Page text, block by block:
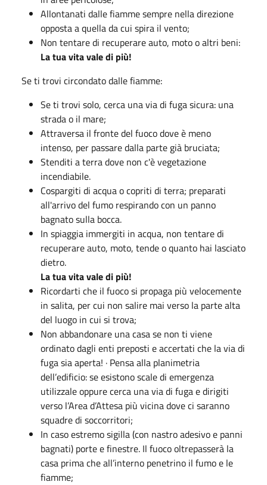
Allontanati dalle fiamme sempre nella direzione
opposta a quella da cui spira il vento;
Non tentare di recuperare auto, moto o altri beni:
La tua vita vale di più!
Se ti trovi circondato dalle fiamme:
Se ti trovi solo, cerca una via di fuga sicura: una
strada o il mare;
Attraversa il fronte del fuoco dove è meno
intenso, per passare dalla parte già bruciata;
Stenditi a terra dove non c'è vegetazione
incendiabile.
Cospargiti di acqua o copriti di terra; preparati
all'arrivo del fumo respirando con un panno
bagnato sulla bocca.
In spiaggia immergiti in acqua, non tentare di
recuperare auto, moto, tende o quanto hai lasciato
dietro.
La tua vita vale di più!
Ricordarti che il fuoco si propaga più velocemente
in salita, per cui non salire mai verso la parte alta
del luogo in cui si trova;
Non abbandonare una casa se non ti viene
ordinato dagli enti preposti e accertati che la via di
fuga sia aperta! · Pensa alla planimetria
dell’edificio: se esistono scale di emergenza
utilizzale oppure cerca una via di fuga e dirigiti
verso l’Area d’Attesa più vicina dove ci saranno
squadre di soccorritori;
In caso estremo sigilla (con nastro adesivo e panni
bagnati) porte e finestre. Il fuoco oltrepasserà la
casa prima che all’interno penetrino il fumo e le
fiamme;